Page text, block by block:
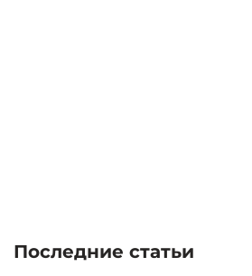
Последние статьи